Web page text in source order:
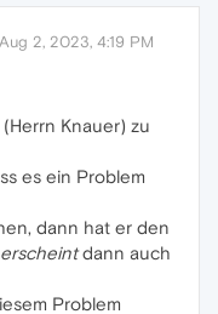
Aug 2, 2023, 4:19 PM
Knauer) zu
es ein Problem
dann hat er den
erscheintdann auch
Problem